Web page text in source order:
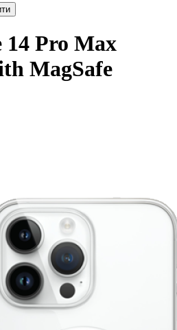
14 Pro Max
MagSafe